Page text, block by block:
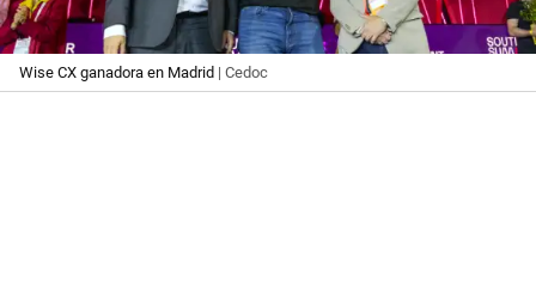
Wise CX ganadora en Madrid | Cedoc